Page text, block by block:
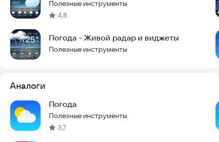
используется для построения прогноза технологией
Метеум наряду с профессиональными источниками данных:
— Яндекс Погода подходит и для смартфонов, и для
планшетов.
Яндекс Погода — погодный сервис №1 в России*.
Москва, Екатеринбург, Санкт-Петербург, Краснодар,
Владивосток и др, а также по всему миру.
*согласно исследованию Tiburon Research по количеству
Полезные инструменты
4,8
Погода - Живой радар и виджеты
Полезные инструменты
Аналоги
Погода
Полезные инструменты
3,7